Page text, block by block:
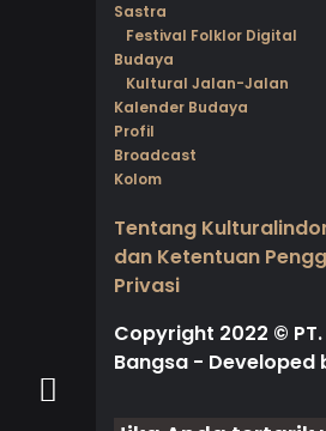
Sastra
Festival Folklor Digital
Budaya
Kultural Jalan-Jalan
Kalender Budaya
Profil
Broadcast
Kolom
Tentang
dan Ketentuan
Privasi
Copyright 2022 ©
Bangsa - Developed